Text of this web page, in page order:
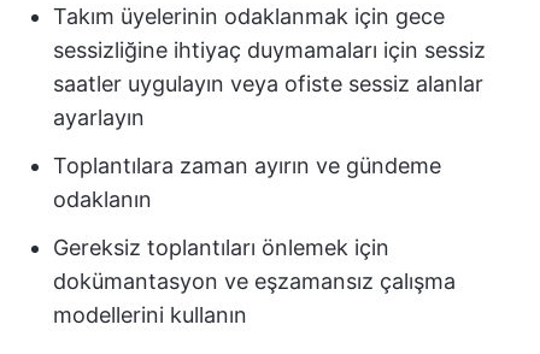
Takım üyelerinin odaklanmak için gece
sessizliğine ihtiyaç duymamaları için sessiz
saatler uygulayın veya ofiste sessiz alanlar
ayarlayın
Toplantılara zaman ayırın ve gündeme
odaklanın
Gereksiz toplantıları önlemek için
dokümantasyon ve eşzamansız çalışma
modellerini kullanın